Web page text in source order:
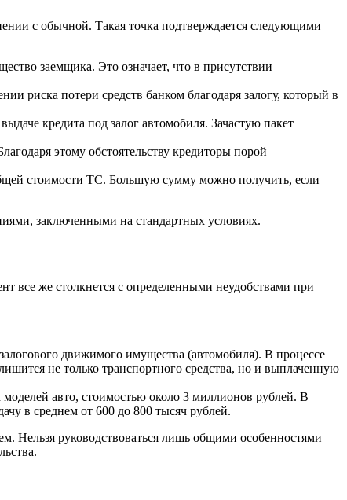
с обычной. Такая точка подтверждается следующими
заемщика. Это означает, что в присутствии
риска потери средств банком благодаря залогу, который в
кредита под залог автомобиля. Зачастую пакет
этому обстоятельству кредиторы порой
стоимости ТС. Большую сумму можно получить, если
заключенными на стандартных условиях.
все же столкнется с определенными неудобствами при
движимого имущества (автомобиля). В процессе
не только транспортного средства, но и выплаченную
авто, стоимостью около 3 миллионов рублей. В
в среднем от 600 до 800 тысяч рублей.
Нельзя руководствоваться лишь общими особенностями